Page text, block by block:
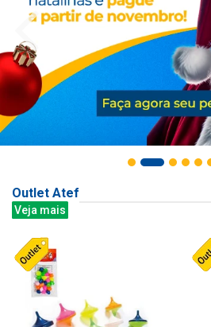
Outlet Atef
Veja mais